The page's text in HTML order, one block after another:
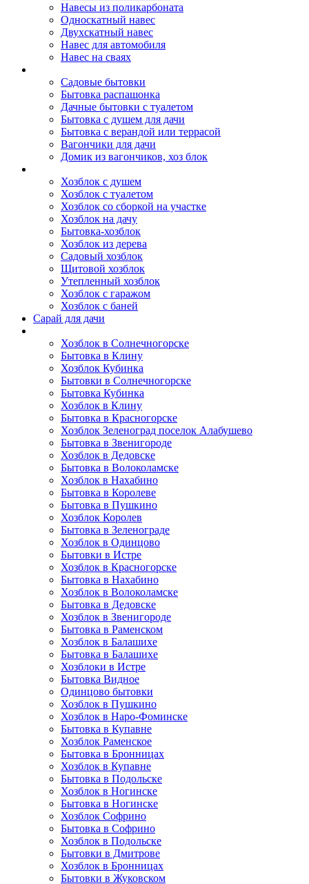
Навесы из поликарбоната
Односкатный навес
Двухскатный навес
Навес для автомобиля
Навес на сваях
Садовые бытовки
Бытовка распашонка
Дачные бытовки с туалетом
Бытовка с душем для дачи
Бытовка с верандой или террасой
Вагончики для дачи
Домик из вагончиков, хоз блок
Хозблок с душем
Хозблок с туалетом
Хозблок со сборкой на участке
Хозблок на дачу
Бытовка-хозблок
Хозблок из дерева
Садовый хозблок
Щитовой хозблок
Утепленный хозблок
Хозблок с гаражом
Хозблок с баней
Сарай для дачи
Хозблок в Солнечногорске
Бытовка в Клину
Хозблок Кубинка
Бытовки в Солнечногорске
Бытовка Кубинка
Хозблок в Клину
Бытовка в Красногорске
Хозблок Зеленоград поселок Алабушево
Бытовка в Звенигороде
Хозблок в Дедовске
Бытовка в Волоколамске
Хозблок в Нахабино
Бытовка в Королеве
Бытовкa в Пушкино
Хозблок Королев
Бытовка в Зеленограде
Хозблок в Одинцово
Бытовки в Истре
Хозблок в Красногорске
Бытовка в Нахабино
Хозблок в Волоколамске
Бытовкa в Дедовске
Хозблок в Звенигороде
Бытовка в Раменском
Хозблок в Балашихе
Бытовкa в Балашихе
Хозблоки в Истре
Бытовка Видное
Одинцово бытовки
Хозблок в Пушкино
Хозблок в Наро-Фоминске
Бытовка в Купавне
Хозблок Раменское
Бытовка в Бронницах
Хозблок в Купавне
Бытовка в Подольске
Хозблок в Ногинске
Бытовка в Ногинске
Хозблок Софрино
Бытовка в Софрино
Хозблок в Подольске
Бытовки в Дмитрове
Хозблок в Бронницах
Бытовки в Жуковском